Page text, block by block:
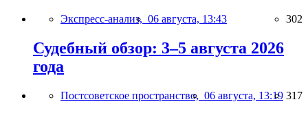
Экспресс-анализ, 06 августа, 13:43 302
Судебный обзор: 3–5 августа 2026
года
Постсоветское пространство, 06 августа, 13:19 317